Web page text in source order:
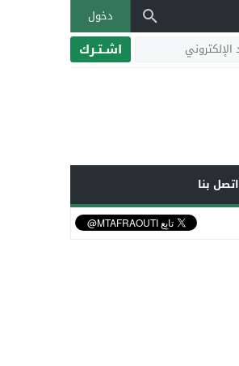
دخول
اشـتـرك
اتصل بنا